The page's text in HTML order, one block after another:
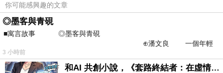
這兩隻貓和狗 當然就是代表這幸福的一對嚕
你可能感興趣的文章
◎墨客與青硯
■寓言故事 ◎墨客與青硯
⊕潘文良 一個年輕
的墨客，在京城的古玩肆裡
3 小時前
和AI 共創小說，《套路終結者：在虛情假意的劇本裡活出人格》